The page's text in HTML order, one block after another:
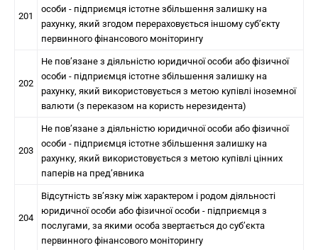
201
особи - підприємця істотне збільшення залишку на
рахунку, який згодом перераховується іншому суб’єкту
первинного фінансового моніторингу
202
Не пов’язане з діяльністю юридичної особи або фізичної
особи - підприємця істотне збільшення залишку на
рахунку, який використовується з метою купівлі іноземної
валюти (з переказом на користь нерезидента)
203
Не пов’язане з діяльністю юридичної особи або фізичної
особи - підприємця істотне збільшення залишку на
рахунку, який використовується з метою купівлі цінних
паперів на пред’явника
204
Відсутність зв’язку між характером і родом діяльності
юридичної особи або фізичної особи - підприємця з
послугами, за якими особа звертається до суб’єкта
первинного фінансового моніторингу